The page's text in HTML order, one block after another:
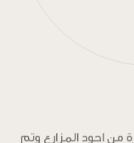
من اجود المزارع وتم